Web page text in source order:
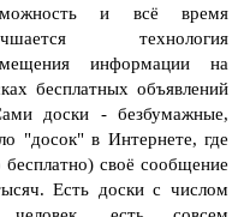
и всё время
технология
информации на
бесплатных объявлений
доски - безбумажные,
"досок" в Интернете, где
своё сообщение
Есть доски с числом